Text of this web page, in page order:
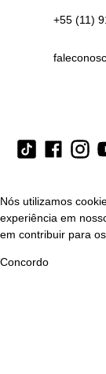
+55 (11)
Nós utilizamos
experiência em
em contribuir para
Concordo